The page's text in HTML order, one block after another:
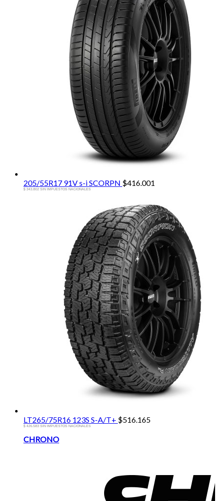
205/55R17 91V s-i SCORPN $416.001
$ 343.802 SIN IMPUESTOS NACIONALES
LT265/75R16 123S S-A/T+ $516.165
$ 426.583 SIN IMPUESTOS NACIONALES
Brands
CHRONO